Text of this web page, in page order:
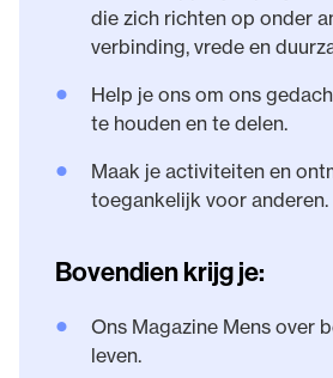
die zich richten op onder
verbinding, vrede en
•
Help je ons om ons
te houden en te delen.
•
Maak je activiteiten en
toegankelijk voor anderen.
Bovendien krijg je:
•
Ons Magazine Mens over
leven.